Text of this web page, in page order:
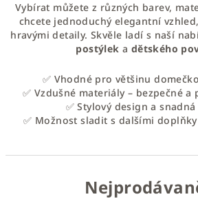
Vybírat můžete z různých barev,
chcete jednoduchý elegantní
hravými detaily. Skvěle ladí s naší
postýlek a dětského
✅ Vhodné pro většinu
✅ Vzdušné materiály – bezpečné
✅ Stylový design a
✅ Možnost sladit s dalšími